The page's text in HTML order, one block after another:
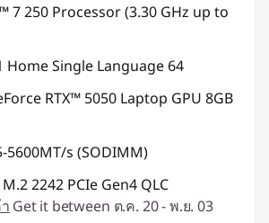
7 250 Processor (3.30 GHz up to
Home Single Language 64
RTX™ 5050 Laptop GPU 8GB
5600MT/s (SODIMM)
M.2 2242 PCIe Gen4 QLC
Get it between ต.ค. 20 - พ.ย. 03